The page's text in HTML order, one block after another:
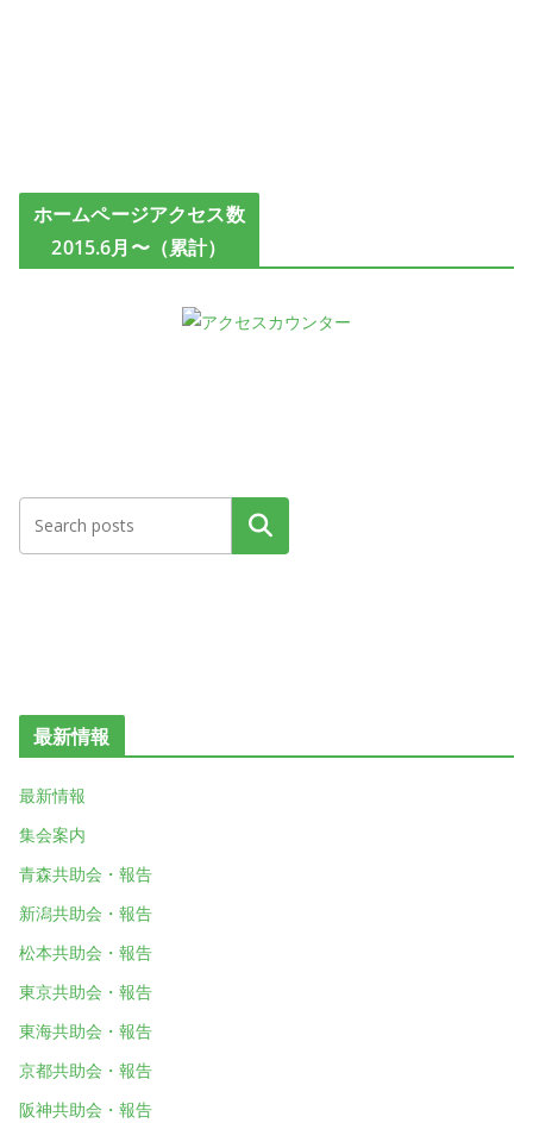
ホームページアクセス数
2015.6月〜（累計）
検索
最新情報
最新情報
集会案内
青森共助会・報告
新潟共助会・報告
松本共助会・報告
東京共助会・報告
東海共助会・報告
京都共助会・報告
阪神共助会・報告